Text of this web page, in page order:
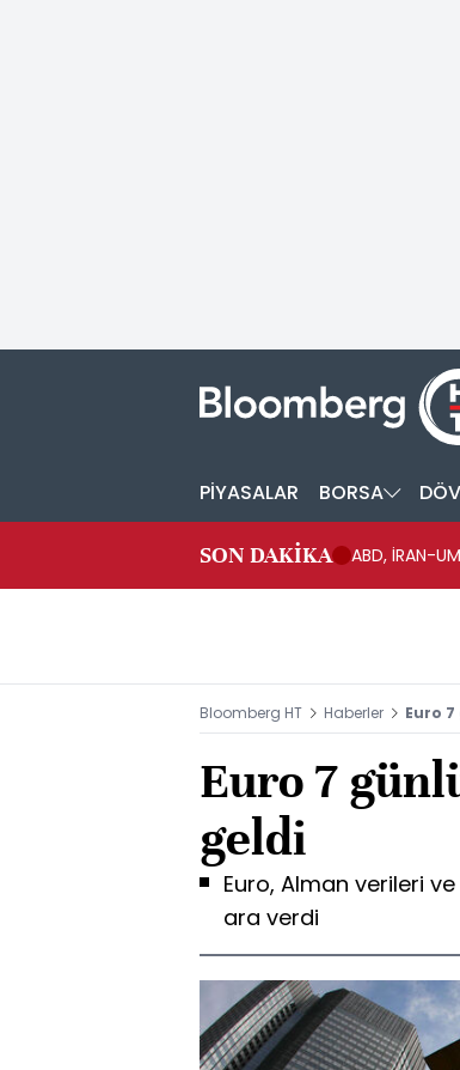
PİYASALAR BORSA
SON DAKİKA ABD, İRAN-
Bloomberg HT Haberler Euro
Euro 7
geldi
Euro, Alman verileri
ara verdi